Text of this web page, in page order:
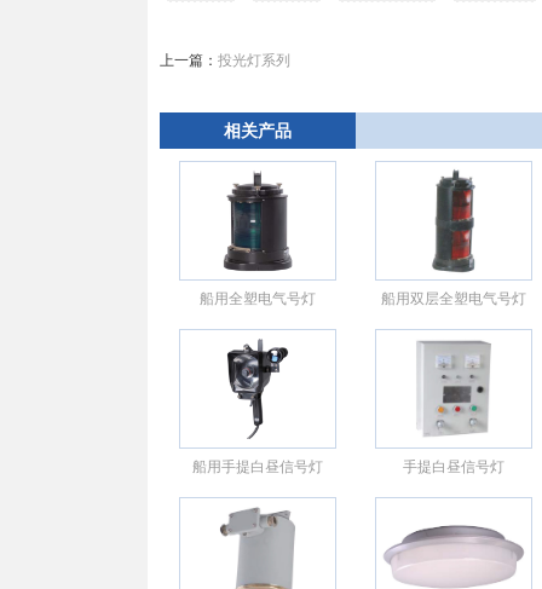
上一篇： 投光灯系列
相关产品
船用全塑电气号灯 船用双层全塑电气号灯
船用手提白昼信号灯 手提白昼信号灯